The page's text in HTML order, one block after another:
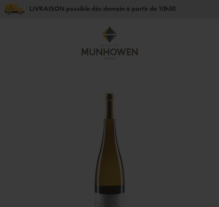
LIVRAISON possible dès demain à partir de 10h30